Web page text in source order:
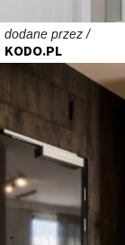
dodane przez /
KODO.PL